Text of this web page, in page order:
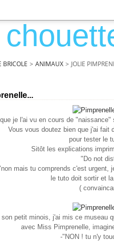
BRICOLE > ANIMAUX > JOLIE
je l'ai vu en cours de
Vous vous doutez bien que j'ai fait
pour tester le
Sitôt les explications
"Do not
mais tu comprends c'est urgent,
le tuto doit sortir et
(
son petit minois, j'ai mis ce museau
avec Miss Pimprenelle,
-"NON ! tu n'y